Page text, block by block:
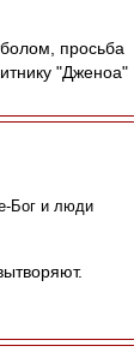
просьба
"Дженоа"
Бог и люди